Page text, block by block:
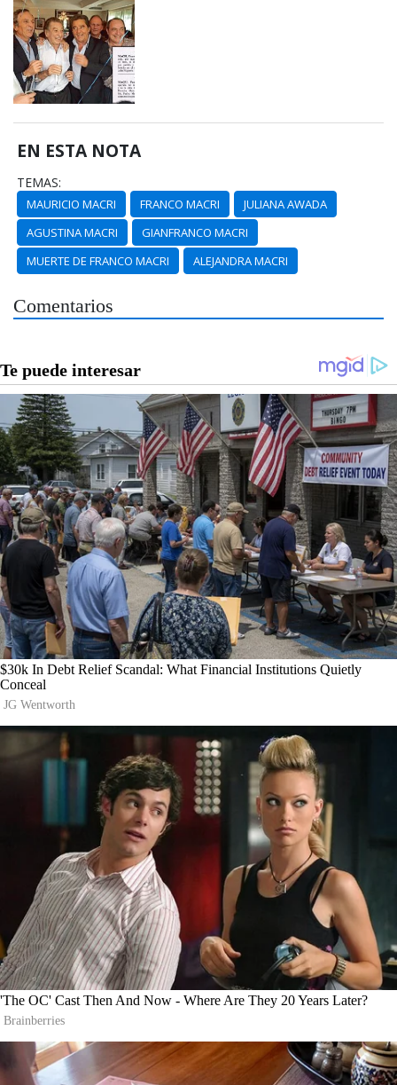
EN ESTA NOTA
TEMAS:
MAURICIO MACRI FRANCO MACRI
JULIANA AWADA
AGUSTINA MACRI
GIANFRANCO MACRI
MUERTE DE FRANCO MACRI
ALEJANDRA MACRI
Comentarios